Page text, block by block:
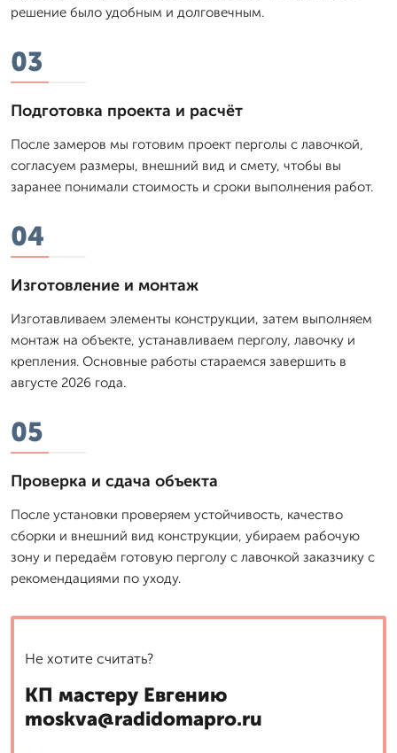
решение было удобным и долговечным.
03
Подготовка проекта и расчёт
После замеров мы готовим проект перголы с лавочкой,
согласуем размеры, внешний вид и смету, чтобы вы
заранее понимали стоимость и сроки выполнения работ.
04
Изготовление и монтаж
Изготавливаем элементы конструкции, затем выполняем
монтаж на объекте, устанавливаем перголу, лавочку и
крепления. Основные работы стараемся завершить в
августе 2026 года.
05
Проверка и сдача объекта
После установки проверяем устойчивость, качество
сборки и внешний вид конструкции, убираем рабочую
зону и передаём готовую перголу с лавочкой заказчику с
рекомендациями по уходу.
Не хотите считать?
КП мастеру Евгению
moskva@radidomapro.ru